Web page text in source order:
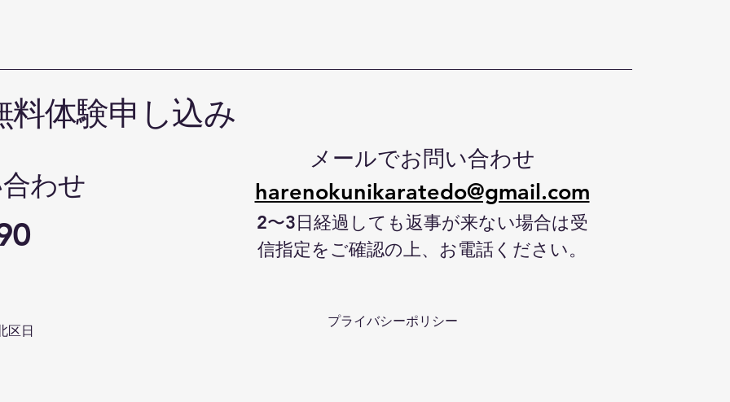
体験申し込み
わせ
区日
メールでお問い合わせ
harenokunikaratedo@gmail.com
2〜3日経過しても返事が来ない場合は受
信指定をご確認の上、お電話ください。
プライバシーポリシー